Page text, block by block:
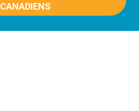
CANADIENS